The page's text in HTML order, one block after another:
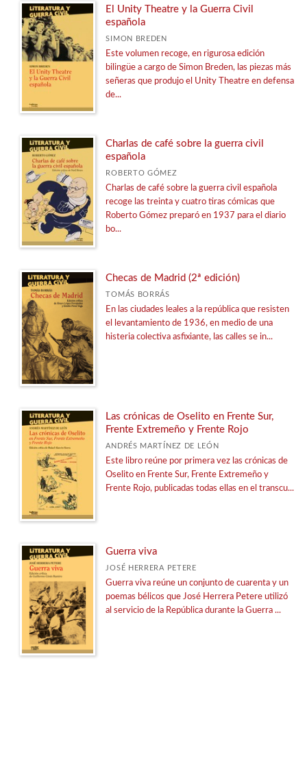
El Unity Theatre y la Guerra Civil
española
SIMON BREDEN
Este volumen recoge, en rigurosa edición
bilingüe a cargo de Simon Breden, las piezas más
señeras que produjo el Unity Theatre en defensa
de...
Charlas de café sobre la guerra civil
española
ROBERTO GÓMEZ
Charlas de café sobre la guerra civil española
recoge las treinta y cuatro tiras cómicas que
Roberto Gómez preparó en 1937 para el diario
bo...
Checas de Madrid (2ª edición)
TOMÁS BORRÁS
En las ciudades leales a la república que resisten
el levantamiento de 1936, en medio de una
histeria colectiva asfixiante, las calles se in...
Las crónicas de Oselito en Frente Sur,
Frente Extremeño y Frente Rojo
ANDRÉS MARTÍNEZ DE LEÓN
Este libro reúne por primera vez las crónicas de
Oselito en Frente Sur, Frente Extremeño y
Frente Rojo, publicadas todas ellas en el transcu...
Guerra viva
JOSÉ HERRERA PETERE
Guerra viva reúne un conjunto de cuarenta y un
poemas bélicos que José Herrera Petere utilizó
al servicio de la República durante la Guerra ...